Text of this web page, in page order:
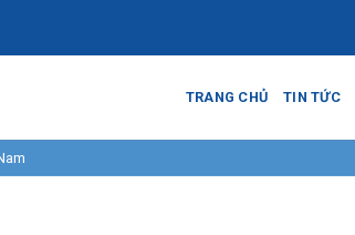
TRANG CHỦ TIN TỨC